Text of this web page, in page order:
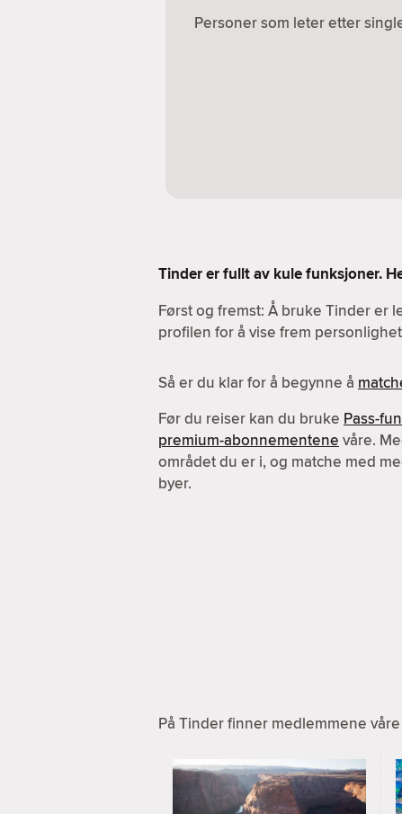
Personer som leter etter
Tinder er fullt av kule funksjoner.
Først og fremst: Å bruke Tinder er
profilen for å vise frem
Så er du klar for å begynne å
Før du reiser kan du bruke Pass-
premium-abonnementene våre.
området du er i, og matche med
byer.
På Tinder finner medlemmene